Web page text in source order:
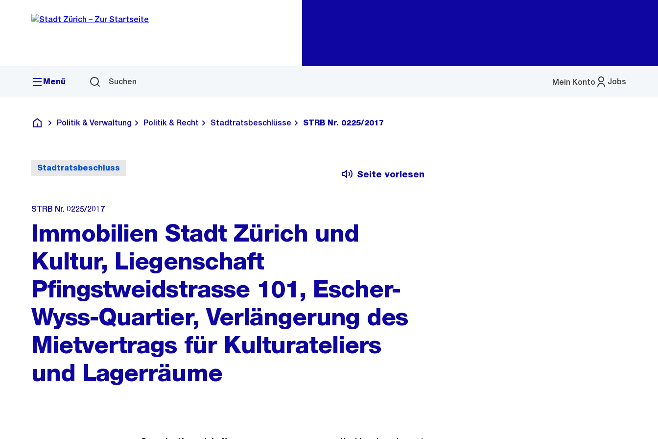
Navigation
Sprunglink
Menü Suchen Jobs
Mein Konto
Menü
Deutsch
Politik & Verwaltung Politik & Recht Stadtratsbeschlüsse STRB Nr. 0225/2017
Stadtratsbeschluss
Seite vorlesen
STRB Nr. 0225/2017
Immobilien Stadt Zürich und
Kultur, Liegenschaft
Pfingstweidstrasse 101, Escher-
Wyss-Quartier, Verlängerung des
Mietvertrags für Kulturateliers
und Lagerräume